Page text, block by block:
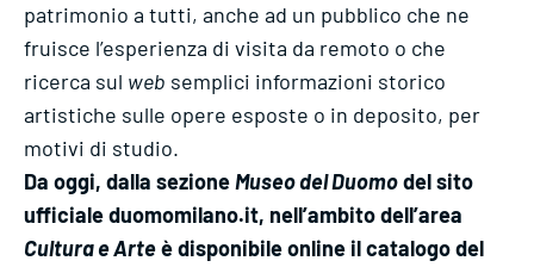
patrimonio a tutti, anche ad un pubblico che ne
fruisce l’esperienza di visita da remoto o che
ricerca sul web semplici informazioni storico
artistiche sulle opere esposte o in deposito, per
motivi di studio.
Da oggi, dalla sezioneMuseo del Duomodel sito
ufficiale duomomilano.it, nell’ambito dell’area
Cultura e Arteè disponibile online il catalogo del